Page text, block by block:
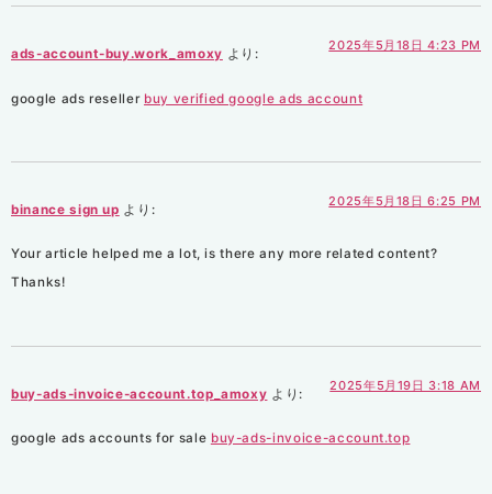
ads-account-buy.work_amoxy より:
2025年5月18日 4:23 PM
google ads reseller buy verified google ads account
binance sign up より:
2025年5月18日 6:25 PM
Your article helped me a lot, is there any more related content?
Thanks!
buy-ads-invoice-account.top_amoxy より:
2025年5月19日 3:18 AM
google ads accounts for sale buy-ads-invoice-account.top